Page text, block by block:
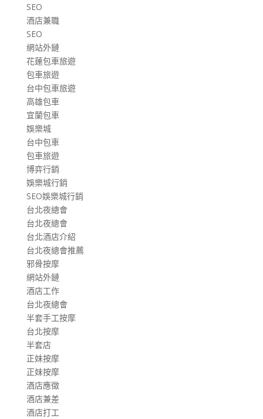
SEO
酒店兼職
SEO
網站外鏈
花蓮包車旅遊
包車旅遊
台中包車旅遊
高雄包車
宜蘭包車
娛樂城
台中包車
包車旅遊
博弈行銷
娛樂城行銷
SEO娛樂城行銷
台北夜總會
台北夜總會
台北酒店介紹
台北夜總會推薦
邪骨按摩
網站外鏈
酒店工作
台北夜總會
半套手工按摩
台北按摩
半套店
正妹按摩
正妹按摩
酒店應徵
酒店兼差
酒店打工